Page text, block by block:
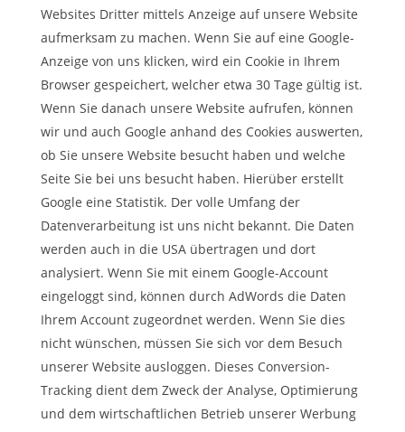
Websites Dritter mittels Anzeige auf unsere Website
aufmerksam zu machen. Wenn Sie auf eine Google-
Anzeige von uns klicken, wird ein Cookie in Ihrem
Browser gespeichert, welcher etwa 30 Tage gültig ist.
Wenn Sie danach unsere Website aufrufen, können
wir und auch Google anhand des Cookies auswerten,
ob Sie unsere Website besucht haben und welche
Seite Sie bei uns besucht haben. Hierüber erstellt
Google eine Statistik. Der volle Umfang der
Datenverarbeitung ist uns nicht bekannt. Die Daten
werden auch in die USA übertragen und dort
analysiert. Wenn Sie mit einem Google-Account
eingeloggt sind, können durch AdWords die Daten
Ihrem Account zugeordnet werden. Wenn Sie dies
nicht wünschen, müssen Sie sich vor dem Besuch
unserer Website ausloggen. Dieses Conversion-
Tracking dient dem Zweck der Analyse, Optimierung
und dem wirtschaftlichen Betrieb unserer Werbung